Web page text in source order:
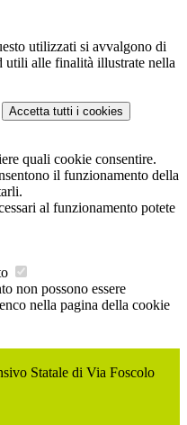
utilizzati si avvalgono di
utili alle finalità illustrate nella
Accetta tutti i cookies
quali cookie consentire.
il funzionamento della
al funzionamento potete
non possono essere
nella pagina della cookie
Statale di Via Foscolo